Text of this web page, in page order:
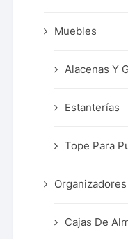
Muebles
Alacenas Y
Estanterías
Tope Para
Cajas De